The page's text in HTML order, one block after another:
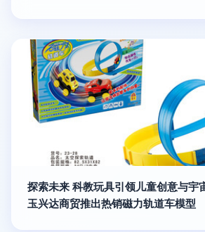
探索未来 科教玩具引领儿童创意与
玉兴达商贸推出热销磁力轨道车模型